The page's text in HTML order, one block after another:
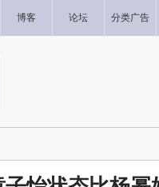
博客 论坛 分类广告